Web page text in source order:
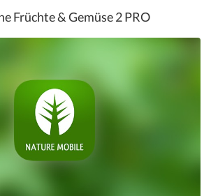
Früchte & Gemüse 2 PRO